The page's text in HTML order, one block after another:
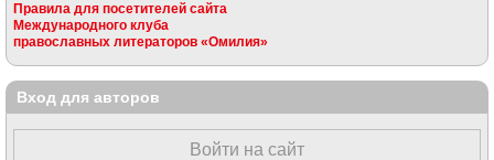
Правила для посетителей сайта
Международного клуба
православных литераторов «Омилия»
Вход для авторов
Войти на сайт